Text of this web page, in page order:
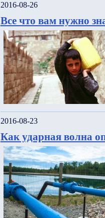
2016-08-26
Все что вам нужно
2016-08-23
Как ударная волна